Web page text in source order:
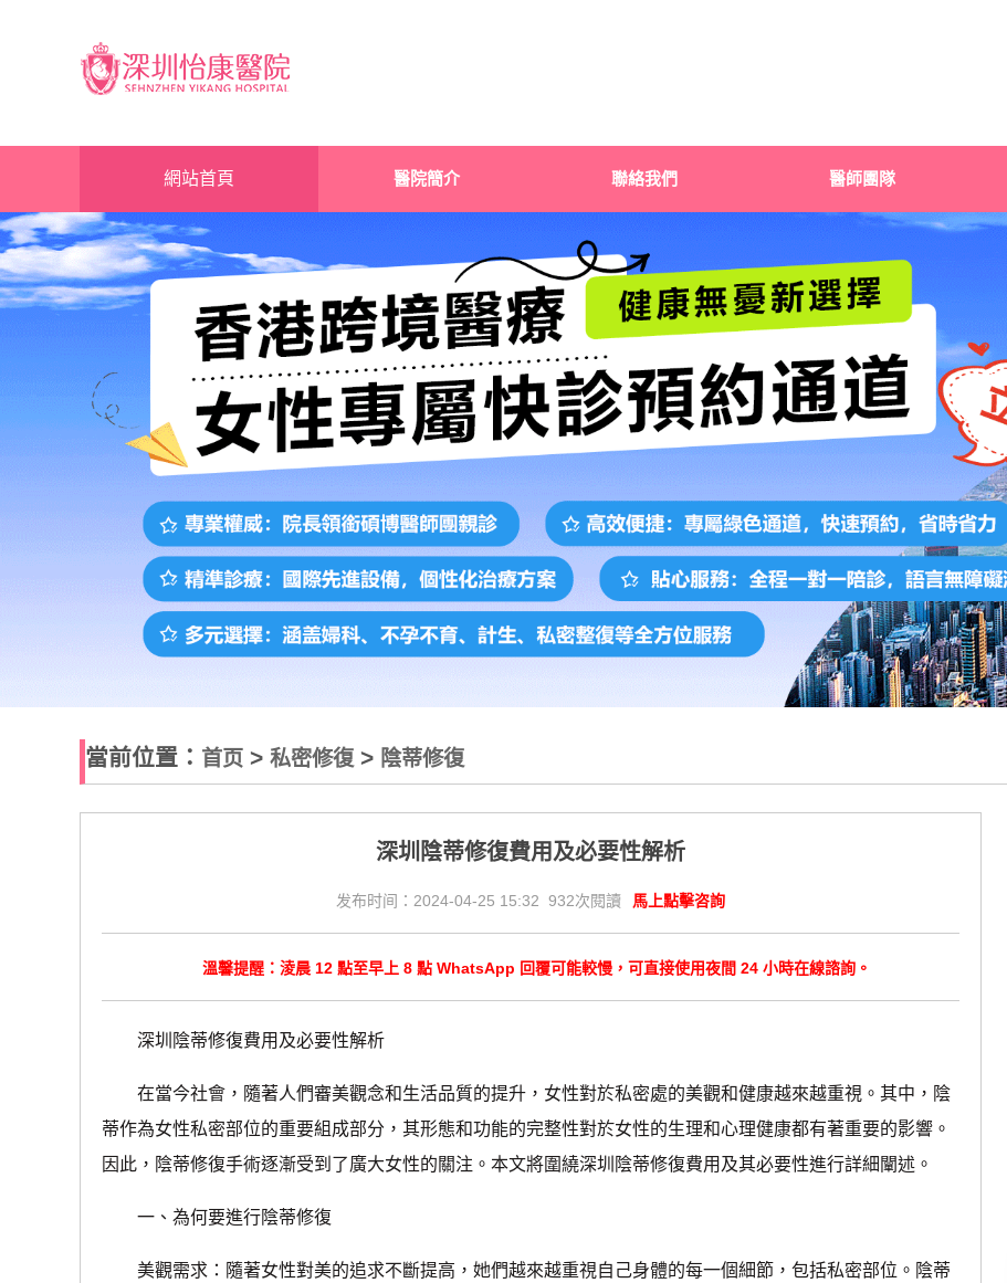
網站首頁 醫院簡介 聯絡我們 醫師團隊
當前位置： 首页 > 私密修復 > 陰蒂修復
​深圳陰蒂修復費用及必要性解析
发布时间：2024-04-25 15:32 932次閱讀 馬上點擊咨詢
溫馨提醒：淩晨 12 點至早上 8 點 WhatsApp 回覆可能較慢，可直接使用夜間 24 小時在線諮詢。
深圳陰蒂修復費用及必要性解析
在當今社會，隨著人們審美觀念和生活品質的提升，女性對於私密處的美觀和健康越來越重視。其中，陰
蒂作為女性私密部位的重要組成部分，其形態和功能的完整性對於女性的生理和心理健康都有著重要的影響。
因此，陰蒂修復手術逐漸受到了廣大女性的關注。本文將圍繞深圳陰蒂修復費用及其必要性進行詳細闡述。
一、為何要進行陰蒂修復
美觀需求：隨著女性對美的追求不斷提高，她們越來越重視自己身體的每一個細節，包括私密部位。陰蒂